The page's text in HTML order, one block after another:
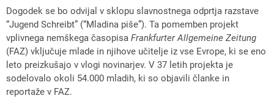
Dogodek se bo odvijal v sklopu slavnostnega odprtja razstave
“Jugend Schreibt” (“Mladina piše”). Ta pomemben projekt
vplivnega nemškega časopisa Frankfurter Allgemeine Zeitung
(FAZ) vključuje mlade in njihove učitelje iz vse Evrope, ki se eno
leto preizkušajo v vlogi novinarjev. V 37 letih projekta je
sodelovalo okoli 54.000 mladih, ki so objavili članke in
reportaže v FAZ.